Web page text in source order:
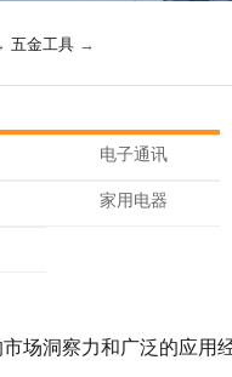
五金工具 →
电子通讯
家用电器
场洞察力和广泛的应